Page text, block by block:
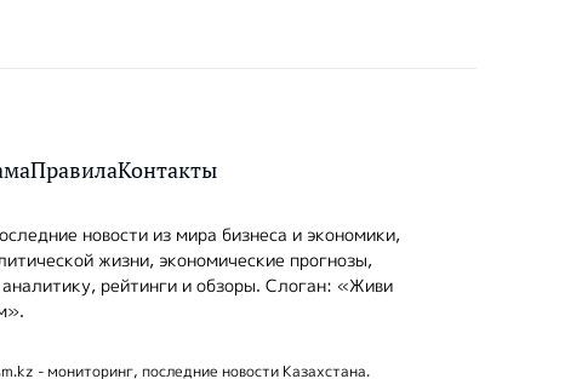
ПравилаКонтакты
новости из мира бизнеса и экономики,
жизни, экономические прогнозы,
рейтинги и обзоры. Слоган: «Живи
- мониторинг, последние новости Казахстана.